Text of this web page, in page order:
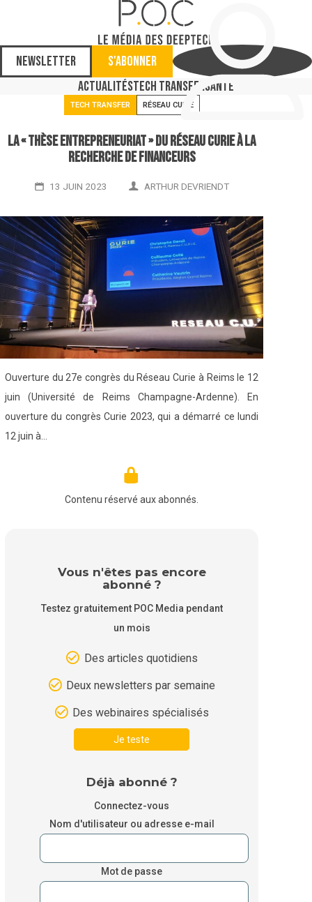
Newsletter
S'abonner
ActualitésTech TransferSanté
TECH TRANSFER RÉSEAU CURIE
La « thèse entrepreneuriat » du Réseau Curie à la
recherche de financeurs
13 JUIN 2023 ARTHUR DEVRIENDT
Ouverture du 27e congrès du Réseau Curie à Reims le 12
juin (Université de Reims Champagne-Ardenne). En
ouverture du congrès Curie 2023, qui a démarré ce lundi
12 juin à…
Contenu réservé aux abonnés.
Vous n'êtes pas encore
abonné ?
Testez gratuitement POC Media pendant
un mois
Des articles quotidiens
Deux newsletters par semaine
Des webinaires spécialisés
Je teste
Déjà abonné ?
Connectez-vous
Nom d'utilisateur ou adresse e-mail
Mot de passe